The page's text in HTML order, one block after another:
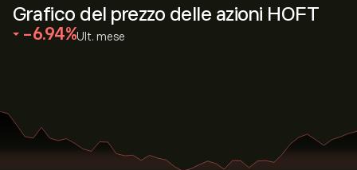
Grafico del prezzo delle azioni HOFT
‎-6.94‎ Ult. mese